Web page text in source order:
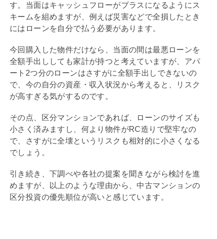
す。当面はキャッシュフローがプラスになるようにス
キームを組めますが、例えば災害などで全損したとき
にはローンを自分で払う必要があります。
今回購入した物件だけなら、当面の間は最悪ローンを
全額手出ししても家計が持つと考えていますが、アパ
ート2つ分のローンはさすがに全額手出しできないの
で、今の自分の資産・収入状況から考えると、リスク
が高すぎる気がするのです。
その点、区分マンションであれば、ローンのサイズも
小さく済みますし、何より物件がRC造 りで堅牢なの
で、さすがに全壊というリスクも相対的に小さくなる
でしょう。
引き続き、下調べや各社の提案を聞きながら検討を進
めますが、以上のような理由から、中古マンションの
区分投資の優先順位が高いと感じています。